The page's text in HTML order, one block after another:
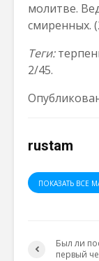
молитве.
смиренных.
Теги:
2/45.
rustam
ПОКАЗАТЬ ВСЕ
Был ли
первый